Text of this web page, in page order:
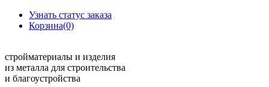
Узнать статус заказа
Корзина(0)
стройматериалы и изделия
из металла для строительства
и благоустройства